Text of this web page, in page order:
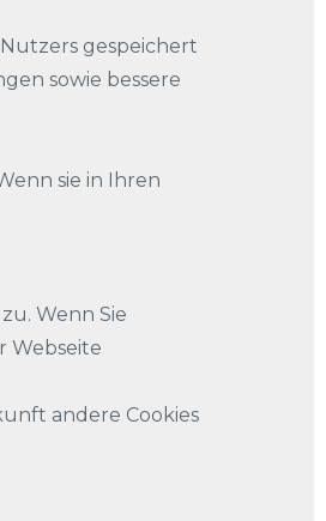
gespeichert
sowie bessere
sie in Ihren
Wenn Sie
Webseite
andere Cookies